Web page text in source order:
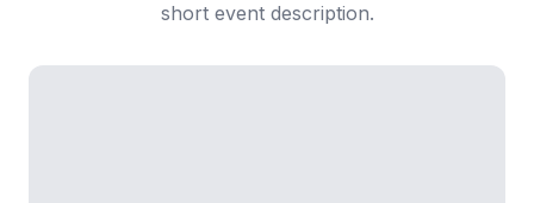
short event description.